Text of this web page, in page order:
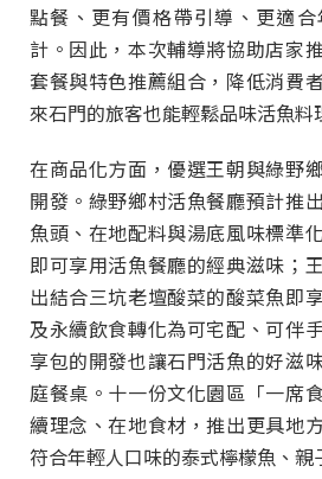
點餐、更有價格帶引導、更適
計。因此，本次輔導將協助店家
套餐與特色推薦組合，降低消費
來石門的旅客也能輕鬆品味活魚料
在商品化方面，優選王朝與綠野
開發。綠野鄉村活魚餐廳預計推
魚頭、在地配料與湯底風味標準
即可享用活魚餐廳的經典滋味；
出結合三坑老壇酸菜的酸菜魚即
及永續飲食轉化為可宅配、可伴
享包的開發也讓石門活魚的好滋
庭餐桌。十一份文化園區「一席
續理念、在地食材，推出更具地
符合年輕人口味的泰式檸檬魚、親